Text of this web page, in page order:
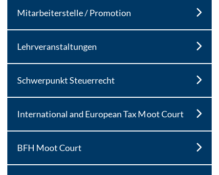
Mitarbeiterstelle / Promotion
Lehrveranstaltungen
Schwerpunkt Steuerrecht
International and European Tax Moot Court
BFH Moot Court